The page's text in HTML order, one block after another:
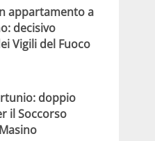
appartamento a
decisivo
Vigili del Fuoco
doppio
il Soccorso